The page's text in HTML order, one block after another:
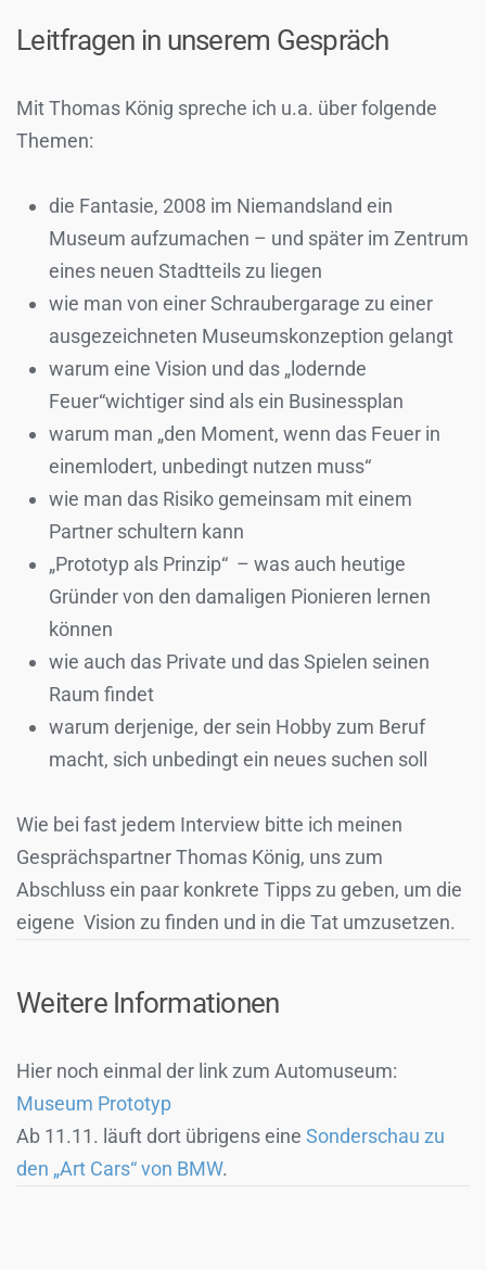
Leitfragen in unserem Gespräch
Mit Thomas König spreche ich u.a. über folgende
Themen:
die Fantasie, 2008 im Niemandsland ein
Museum aufzumachen – und später im Zentrum
eines neuen Stadtteils zu liegen
wie man von einer Schraubergarage zu einer
ausgezeichneten Museumskonzeption gelangt
warum eine Vision und das „lodernde
Feuer“wichtiger sind als ein Businessplan
warum man „den Moment, wenn das Feuer in
einemlodert, unbedingt nutzen muss“
wie man das Risiko gemeinsam mit einem
Partner schultern kann
„Prototyp als Prinzip“ – was auch heutige
Gründer von den damaligen Pionieren lernen
können
wie auch das Private und das Spielen seinen
Raum findet
warum derjenige, der sein Hobby zum Beruf
macht, sich unbedingt ein neues suchen soll
Wie bei fast jedem Interview bitte ich meinen
Gesprächspartner Thomas König, uns zum
Abschluss ein paar konkrete Tipps zu geben, um die
eigene Vision zu finden und in die Tat umzusetzen.
Weitere Informationen
Hier noch einmal der link zum Automuseum:
Museum Prototyp
Ab 11.11. läuft dort übrigens eine Sonderschau zu
den „Art Cars“ von BMW.